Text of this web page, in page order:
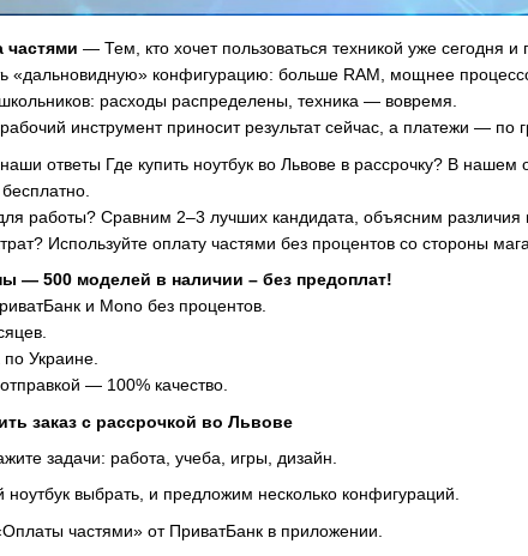
частями — Тем, кто хочет пользоваться техникой уже сегодня и
«дальновидную» конфигурацию: больше RAM, мощнее
расходы распределены, техника — вовремя.
инструмент приносит результат сейчас, а платежи — по
ответы Где купить ноутбук во Львове в рассрочку? В
работы? Сравним 2–3 лучших кандидата, объясним
Используйте оплату частями без процентов со стороны
— 500 моделей в наличии – без предоплат!
и Mono без процентов.
Украине.
— 100% качество.
заказ с рассрочкой во Львове
задачи: работа, учеба, игры, дизайн.
выбрать, и предложим несколько конфигураций.
частями» от ПриватБанк в приложении.